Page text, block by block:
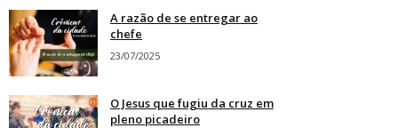
A razão de se entregar ao
chefe
23/07/2025
O Jesus que fugiu da cruz em
pleno picadeiro